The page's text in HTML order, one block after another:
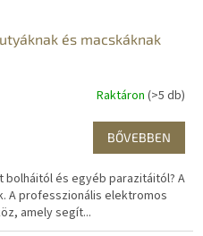
és macskáknak
Raktáron (>5 db)
BŐVEBBEN
és egyéb parazitáitól? A
A professzionális elektromos
amely segít...